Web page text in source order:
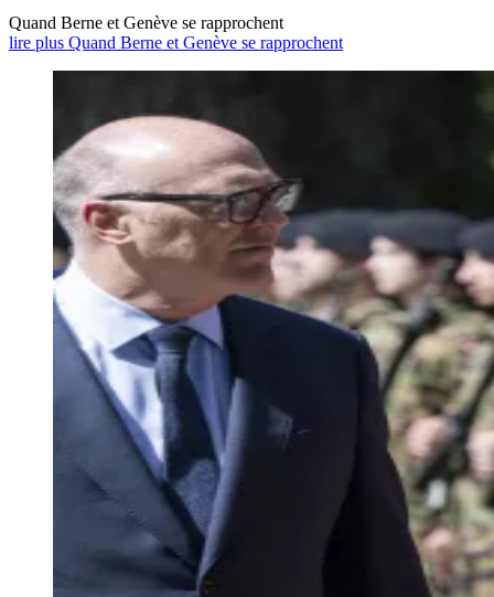
Quand Berne et Genève se rapprochent
lire plus Quand Berne et Genève se rapprochent